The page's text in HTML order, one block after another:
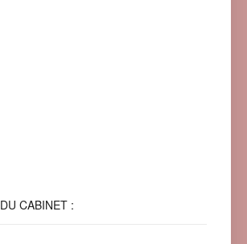
DU CABINET :